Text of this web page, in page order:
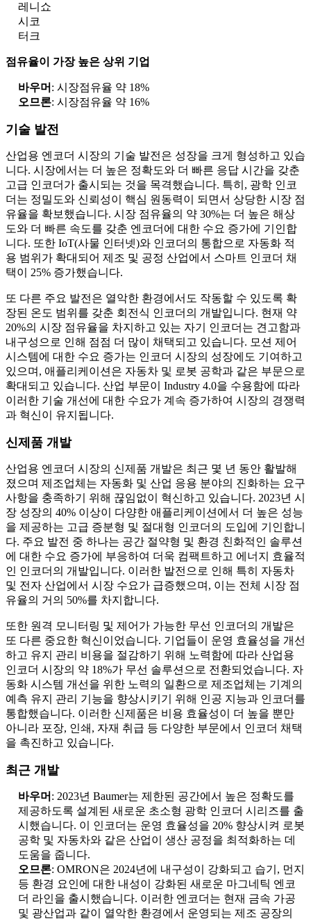
레니쇼
시코
터크
점유율이 가장 높은 상위 기업
바우머 : 시장점유율 약 18%
오므론: 시장점유율 약 16%
기술 발전
산업용 엔코더 시장의 기술 발전은 성장을 크게 형성하고 있습
니다. 시장에서는 더 높은 정확도와 더 빠른 응답 시간을 갖춘
고급 인코더가 출시되는 것을 목격했습니다. 특히, 광학 인코
더는 정밀도와 신뢰성이 핵심 원동력이 되면서 상당한 시장 점
유율을 확보했습니다. 시장 점유율의 약 30%는 더 높은 해상
도와 더 빠른 속도를 갖춘 엔코더에 대한 수요 증가에 기인합
니다. 또한 IoT(사물 인터넷)와 인코더의 통합으로 자동화 적
용 범위가 확대되어 제조 및 공정 산업에서 스마트 인코더 채
택이 25% 증가했습니다.
또 다른 주요 발전은 열악한 환경에서도 작동할 수 있도록 확
장된 온도 범위를 갖춘 회전식 인코더의 개발입니다. 현재 약
20%의 시장 점유율을 차지하고 있는 자기 인코더는 견고함과
내구성으로 인해 점점 더 많이 채택되고 있습니다. 모션 제어
시스템에 대한 수요 증가는 인코더 시장의 성장에도 기여하고
있으며, 애플리케이션은 자동차 및 로봇 공학과 같은 부문으로
확대되고 있습니다. 산업 부문이 Industry 4.0을 수용함에 따라
이러한 기술 개선에 대한 수요가 계속 증가하여 시장의 경쟁력
과 혁신이 유지됩니다.
신제품 개발
산업용 엔코더 시장의 신제품 개발은 최근 몇 년 동안 활발해
졌으며 제조업체는 자동화 및 산업 응용 분야의 진화하는 요구
사항을 충족하기 위해 끊임없이 혁신하고 있습니다. 2023년 시
장 성장의 40% 이상이 다양한 애플리케이션에서 더 높은 성능
을 제공하는 고급 증분형 및 절대형 인코더의 도입에 기인합니
다. 주요 발전 중 하나는 공간 절약형 및 환경 친화적인 솔루션
에 대한 수요 증가에 부응하여 더욱 컴팩트하고 에너지 효율적
인 인코더의 개발입니다. 이러한 발전으로 인해 특히 자동차
및 전자 산업에서 시장 수요가 급증했으며, 이는 전체 시장 점
유율의 거의 50%를 차지합니다.
또한 원격 모니터링 및 제어가 가능한 무선 인코더의 개발은
또 다른 중요한 혁신이었습니다. 기업들이 운영 효율성을 개선
하고 유지 관리 비용을 절감하기 위해 노력함에 따라 산업용
인코더 시장의 약 18%가 무선 솔루션으로 전환되었습니다. 자
동화 시스템 개선을 위한 노력의 일환으로 제조업체는 기계의
예측 유지 관리 기능을 향상시키기 위해 인공 지능과 인코더를
통합했습니다. 이러한 신제품은 비용 효율성이 더 높을 뿐만
아니라 포장, 인쇄, 자재 취급 등 다양한 부문에서 인코더 채택
을 촉진하고 있습니다.
최근 개발
바우머 : 2023년 Baumer는 제한된 공간에서 높은 정확도를
제공하도록 설계된 새로운 초소형 광학 인코더 시리즈를 출
시했습니다. 이 인코더는 운영 효율성을 20% 향상시켜 로봇
공학 및 자동차와 같은 산업이 생산 공정을 최적화하는 데
도움을 줍니다.
오므론: OMRON은 2024년에 내구성이 강화되고 습기, 먼지
등 환경 요인에 대한 내성이 강화된 새로운 마그네틱 엔코
더 라인을 출시했습니다. 이러한 엔코더는 현재 금속 가공
및 광산업과 같이 열악한 환경에서 운영되는 제조 공장의